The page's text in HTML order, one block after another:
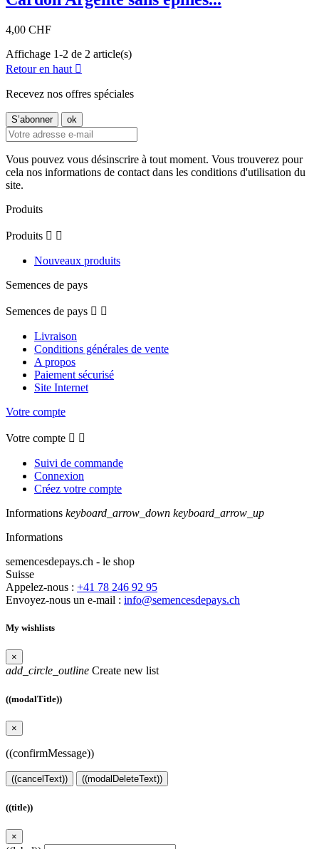
4,00 CHF
Affichage 1-2 de 2 article(s)
Retour en haut 
Recevez nos offres spéciales
Vous pouvez vous désinscrire à tout moment. Vous trouverez pour
cela nos informations de contact dans les conditions d'utilisation du
site.
Produits
Produits  
Nouveaux produits
Semences de pays
Semences de pays  
Livraison
Conditions générales de vente
A propos
Paiement sécurisé
Site Internet
Votre compte
Votre compte  
Suivi de commande
Connexion
Créez votre compte
Informations keyboard_arrow_down keyboard_arrow_up
Informations
semencesdepays.ch - le shop
Suisse
Appelez-nous : +41 78 246 92 95
Envoyez-nous un e-mail : info@semencesdepays.ch
My wishlists
×
add_circle_outline Create new list
((modalTitle))
×
((confirmMessage))
((cancelText)) ((modalDeleteText))
((title))
×